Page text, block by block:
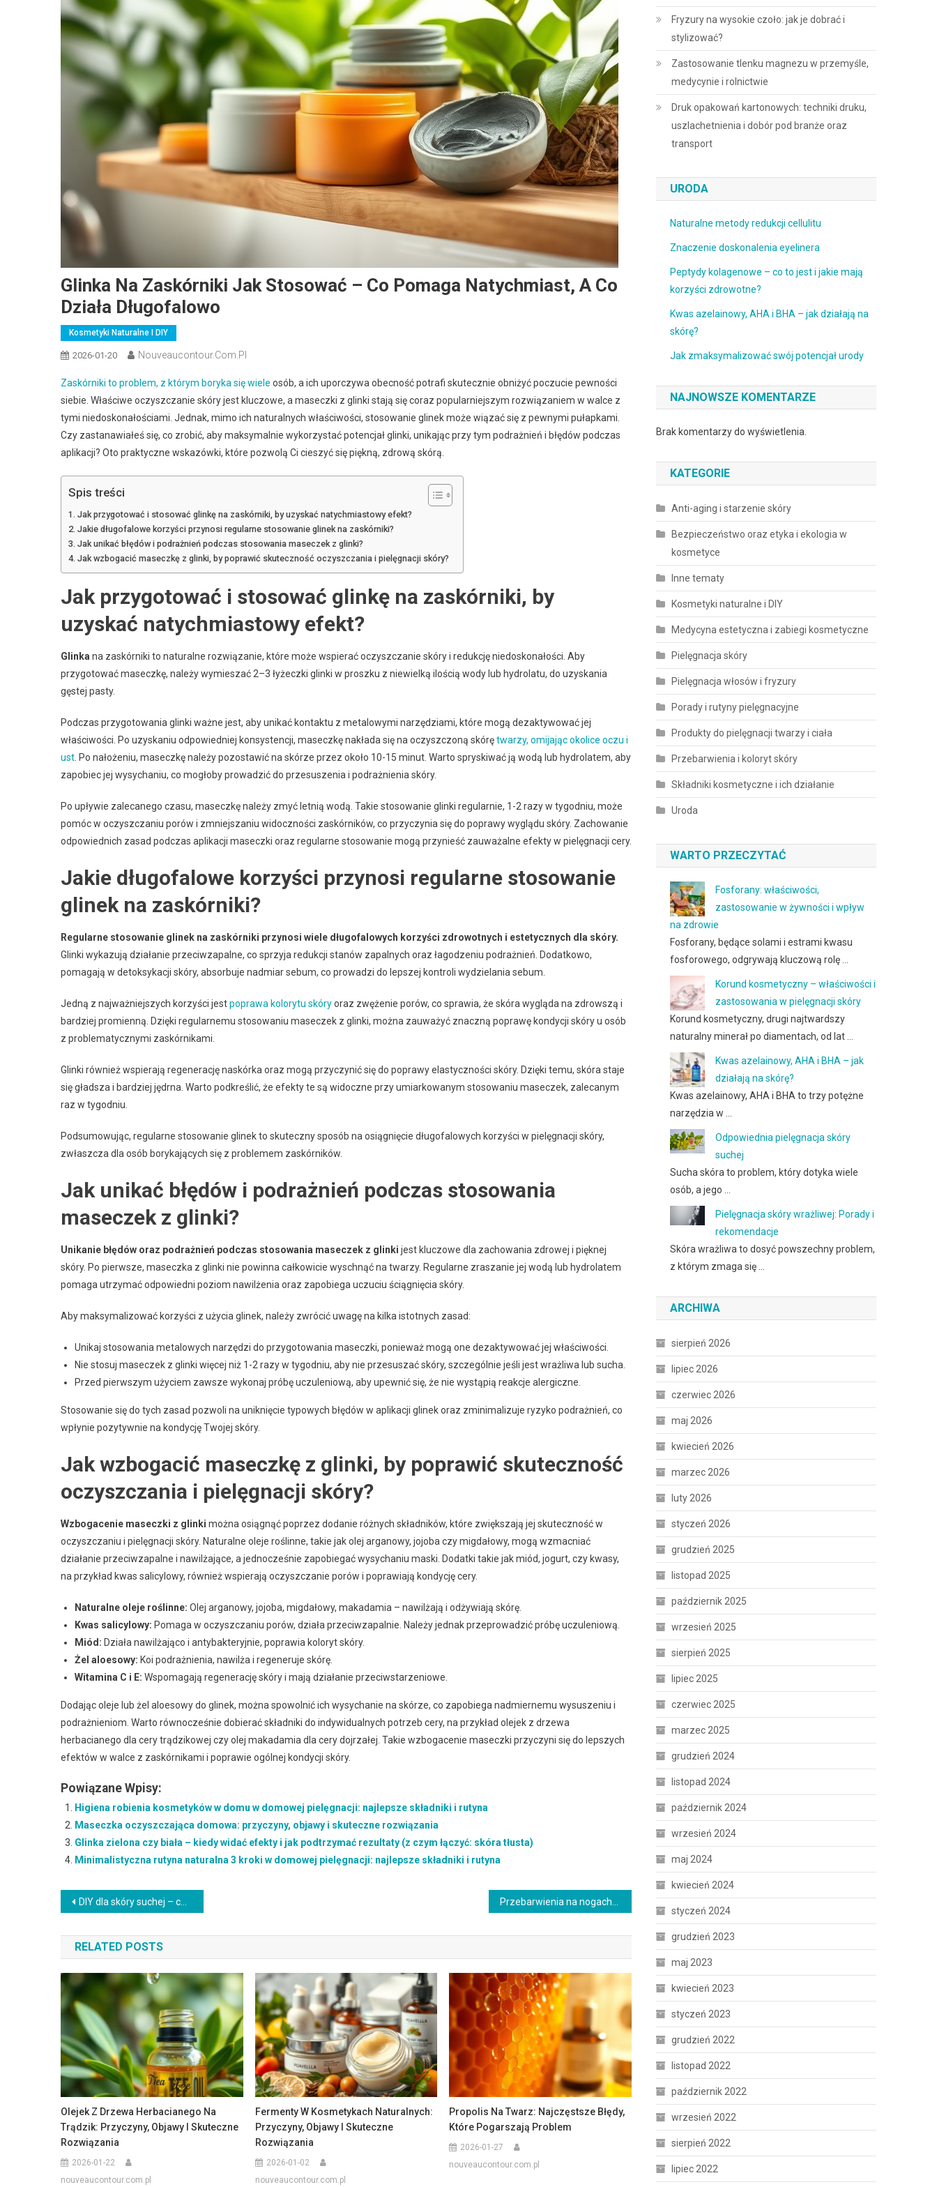
Glinka Na Zaskórniki Jak Stosować – Co Pomaga Natychmiast, A Co
Działa Długofalowo
Kosmetyki Naturalne I DIY
2026-01-20 Nouveaucontour.com.pl
Zaskórniki to problem, z którym boryka się wiele osób, a ich uporczywa obecność potrafi skutecznie obniżyć poczucie pewności
siebie. Właściwe oczyszczanie skóry jest kluczowe, a maseczki z glinki stają się coraz popularniejszym rozwiązaniem w walce z
tymi niedoskonałościami. Jednak, mimo ich naturalnych właściwości, stosowanie glinek może wiązać się z pewnymi pułapkami.
Czy zastanawiałeś się, co zrobić, aby maksymalnie wykorzystać potencjał glinki, unikając przy tym podrażnień i błędów podczas
aplikacji? Oto praktyczne wskazówki, które pozwolą Ci cieszyć się piękną, zdrową skórą.
Spis treści
Jak przygotować i stosować glinkę na zaskórniki, by uzyskać natychmiastowy efekt?
Jakie długofalowe korzyści przynosi regularne stosowanie glinek na zaskórniki?
Jak unikać błędów i podrażnień podczas stosowania maseczek z glinki?
Jak wzbogacić maseczkę z glinki, by poprawić skuteczność oczyszczania i pielęgnacji skóry?
Jak przygotować i stosować glinkę na zaskórniki, by
uzyskać natychmiastowy efekt?
Glinka na zaskórniki to naturalne rozwiązanie, które może wspierać oczyszczanie skóry i redukcję niedoskonałości. Aby
przygotować maseczkę, należy wymieszać 2–3 łyżeczki glinki w proszku z niewielką ilością wody lub hydrolatu, do uzyskania
gęstej pasty.
Podczas przygotowania glinki ważne jest, aby unikać kontaktu z metalowymi narzędziami, które mogą dezaktywować jej
właściwości. Po uzyskaniu odpowiedniej konsystencji, maseczkę nakłada się na oczyszczoną skórętwarzy, omijając okolice oczu i
ust . Po nałożeniu, maseczkę należy pozostawić na skórze przez około 10-15 minut. Warto spryskiwać ją wodą lub hydrolatem, aby
zapobiec jej wysychaniu, co mogłoby prowadzić do przesuszenia i podrażnienia skóry.
Po upływie zalecanego czasu, maseczkę należy zmyć letnią wodą. Takie stosowanie glinki regularnie, 1-2 razy w tygodniu, może
pomóc w oczyszczaniu porów i zmniejszaniu widoczności zaskórników, co przyczynia się do poprawy wyglądu skóry. Zachowanie
odpowiednich zasad podczas aplikacji maseczki oraz regularne stosowanie mogą przynieść zauważalne efekty w pielęgnacji cery.
Jakie długofalowe korzyści przynosi regularne stosowanie
glinek na zaskórniki?
Regularne stosowanie glinek na zaskórniki przynosi wiele długofalowych korzyści zdrowotnych i estetycznych dla skóry.
Glinki wykazują działanie przeciwzapalne, co sprzyja redukcji stanów zapalnych oraz łagodzeniu podrażnień. Dodatkowo,
pomagają w detoksykacji skóry, absorbuje nadmiar sebum, co prowadzi do lepszej kontroli wydzielania sebum.
Jedną z najważniejszych korzyści jestpoprawa kolorytu skóryoraz zwężenie porów, co sprawia, że skóra wygląda na zdrowszą i
bardziej promienną. Dzięki regularnemu stosowaniu maseczek z glinki, można zauważyć znaczną poprawę kondycji skóry u osób
z problematycznymi zaskórnikami.
Glinki również wspierają regenerację naskórka oraz mogą przyczynić się do poprawy elastyczności skóry. Dzięki temu, skóra staje
się gładsza i bardziej jędrna. Warto podkreślić, że efekty te są widoczne przy umiarkowanym stosowaniu maseczek, zalecanym
raz w tygodniu.
Podsumowując, regularne stosowanie glinek to skuteczny sposób na osiągnięcie długofalowych korzyści w pielęgnacji skóry,
zwłaszcza dla osób borykających się z problemem zaskórników.
Jak unikać błędów i podrażnień podczas stosowania
maseczek z glinki?
Unikanie błędów oraz podrażnień podczas stosowania maseczek z glinki jest kluczowe dla zachowania zdrowej i pięknej
skóry. Po pierwsze, maseczka z glinki nie powinna całkowicie wyschnąć na twarzy. Regularne zraszanie jej wodą lub hydrolatem
pomaga utrzymać odpowiedni poziom nawilżenia oraz zapobiega uczuciu ściągnięcia skóry.
Aby maksymalizować korzyści z użycia glinek, należy zwrócić uwagę na kilka istotnych zasad:
Unikaj stosowania metalowych narzędzi do przygotowania maseczki, ponieważ mogą one dezaktywować jej właściwości.
Nie stosuj maseczek z glinki więcej niż 1-2 razy w tygodniu, aby nie przesuszać skóry, szczególnie jeśli jest wrażliwa lub sucha.
Przed pierwszym użyciem zawsze wykonaj próbę uczuleniową, aby upewnić się, że nie wystąpią reakcje alergiczne.
Stosowanie się do tych zasad pozwoli na uniknięcie typowych błędów w aplikacji glinek oraz zminimalizuje ryzyko podrażnień, co
wpłynie pozytywnie na kondycję Twojej skóry.
Jak wzbogacić maseczkę z glinki, by poprawić skuteczność
oczyszczania i pielęgnacji skóry?
Wzbogacenie maseczki z glinki można osiągnąć poprzez dodanie różnych składników, które zwiększają jej skuteczność w
oczyszczaniu i pielęgnacji skóry. Naturalne oleje roślinne, takie jak olej arganowy, jojoba czy migdałowy, mogą wzmacniać
działanie przeciwzapalne i nawilżające, a jednocześnie zapobiegać wysychaniu maski. Dodatki takie jak miód, jogurt, czy kwasy,
na przykład kwas salicylowy, również wspierają oczyszczanie porów i poprawiają kondycję cery.
Naturalne oleje roślinne: Olej arganowy, jojoba, migdałowy, makadamia – nawilżają i odżywiają skórę.
Kwas salicylowy: Pomaga w oczyszczaniu porów, działa przeciwzapalnie. Należy jednak przeprowadzić próbę uczuleniową.
Miód: Działa nawilżająco i antybakteryjnie, poprawia koloryt skóry.
Żel aloesowy: Koi podrażnienia, nawilża i regeneruje skórę.
Witamina C i E: Wspomagają regenerację skóry i mają działanie przeciwstarzeniowe.
Dodając oleje lub żel aloesowy do glinek, można spowolnić ich wysychanie na skórze, co zapobiega nadmiernemu wysuszeniu i
podrażnieniom. Warto równocześnie dobierać składniki do indywidualnych potrzeb cery, na przykład olejek z drzewa
herbacianego dla cery trądzikowej czy olej makadamia dla cery dojrzałej. Takie wzbogacenie maseczki przyczyni się do lepszych
efektów w walce z zaskórnikami i poprawie ogólnej kondycji skóry.
Powiązane Wpisy:
Higiena robienia kosmetyków w domu w domowej pielęgnacji: najlepsze składniki i rutyna
Maseczka oczyszczająca domowa: przyczyny, objawy i skuteczne rozwiązania
Glinka zielona czy biała – kiedy widać efekty i jak podtrzymać rezultaty (z czym łączyć: skóra tłusta)
Minimalistyczna rutyna naturalna 3 kroki w domowej pielęgnacji: najlepsze składniki i rutyna
Nawigacja
wpisu
DIY dla skóry suchej – co pomaga natychmiast, a co działa długofalowo (z czym łączyć: Nawilżanie skóry)
RELATED POSTS
Olejek Z Drzewa Herbacianego Na
Trądzik: Przyczyny, Objawy I Skuteczne
Rozwiązania
2026-01-22
nouveaucontour.com.pl
Fermenty W Kosmetykach Naturalnych:
Przyczyny, Objawy I Skuteczne
Rozwiązania
2026-01-02
nouveaucontour.com.pl
Propolis Na Twarz: Najczęstsze Błędy,
Które Pogarszają Problem
2026-01-27
nouveaucontour.com.pl
Fryzury na wysokie czoło: jak je dobrać i
stylizować?
Zastosowanie tlenku magnezu w przemyśle,
medycynie i rolnictwie
Druk opakowań kartonowych: techniki druku,
uszlachetnienia i dobór pod branże oraz
transport
URODA
Naturalne metody redukcji cellulitu
Znaczenie doskonalenia eyelinera
Peptydy kolagenowe – co to jest i jakie mają
korzyści zdrowotne?
Kwas azelainowy, AHA i BHA – jak działają na
skórę?
Jak zmaksymalizować swój potencjał urody
NAJNOWSZE KOMENTARZE
Brak komentarzy do wyświetlenia.
KATEGORIE
Anti-aging i starzenie skóry
Bezpieczeństwo oraz etyka i ekologia w
kosmetyce
Inne tematy
Kosmetyki naturalne i DIY
Medycyna estetyczna i zabiegi kosmetyczne
Pielęgnacja skóry
Pielęgnacja włosów i fryzury
Porady i rutyny pielęgnacyjne
Produkty do pielęgnacji twarzy i ciała
Przebarwienia i koloryt skóry
Składniki kosmetyczne i ich działanie
Uroda
WARTO PRZECZYTAĆ
Fosforany: właściwości,
zastosowanie w żywności i wpływ
na zdrowie
Fosforany, będące solami i estrami kwasu
fosforowego, odgrywają kluczową rolę …
Korund kosmetyczny – właściwości i
zastosowania w pielęgnacji skóry
Korund kosmetyczny, drugi najtwardszy
naturalny minerał po diamentach, od lat …
Kwas azelainowy, AHA i BHA – jak
działają na skórę?
Kwas azelainowy, AHA i BHA to trzy potężne
narzędzia w …
Odpowiednia pielęgnacja skóry
suchej
Sucha skóra to problem, który dotyka wiele
osób, a jego …
Pielęgnacja skóry wrażliwej: Porady i
rekomendacje
Skóra wrażliwa to dosyć powszechny problem,
z którym zmaga się …
ARCHIWA
sierpień 2026
lipiec 2026
czerwiec 2026
maj 2026
kwiecień 2026
marzec 2026
luty 2026
styczeń 2026
grudzień 2025
listopad 2025
październik 2025
wrzesień 2025
sierpień 2025
lipiec 2025
czerwiec 2025
marzec 2025
grudzień 2024
listopad 2024
październik 2024
wrzesień 2024
maj 2024
kwiecień 2024
styczeń 2024
grudzień 2023
maj 2023
kwiecień 2023
styczeń 2023
grudzień 2022
listopad 2022
październik 2022
wrzesień 2022
sierpień 2022
lipiec 2022